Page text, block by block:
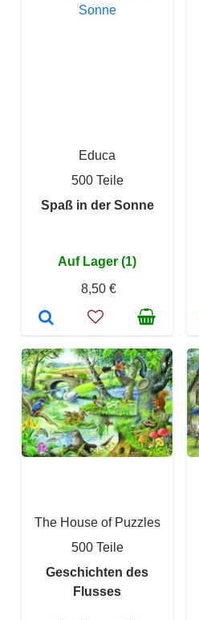
Educa
500 Teile
Spaß in der Sonne
Auf Lager (1)
8,50 €
The House of Puzzles
500 Teile
Geschichten des
Flusses